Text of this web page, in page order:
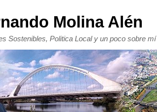
Molina Alén
Sostenibles, Politica Local y un poco sobre mí